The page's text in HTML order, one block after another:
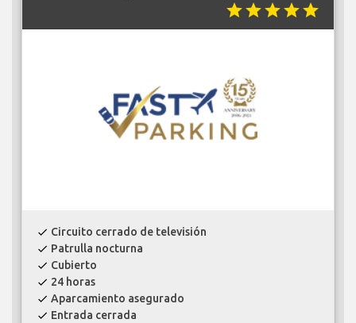
starstarstarstarstar
check Circuito cerrado de televisión
check Patrulla nocturna
check Cubierto
check 24 horas
check Aparcamiento asegurado
check Entrada cerrada